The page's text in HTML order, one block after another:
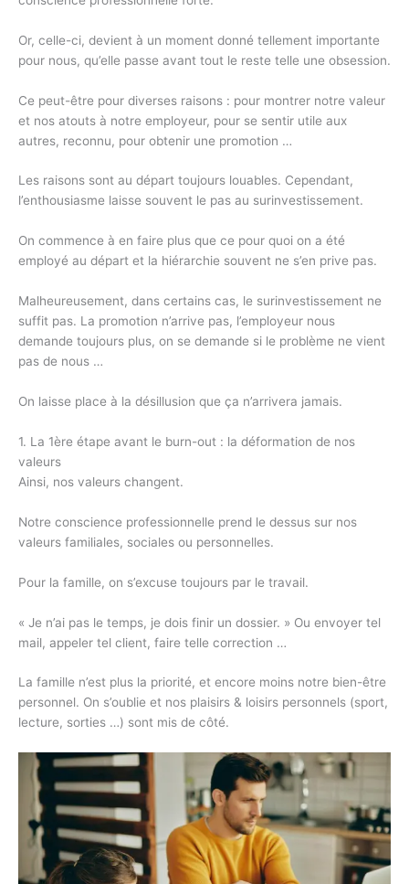
Or, celle-ci, devient à un moment donné tellement importante
pour nous, qu’elle passe avant tout le reste telle une obsession.
Ce peut-être pour diverses raisons : pour montrer notre valeur
et nos atouts à notre employeur, pour se sentir utile aux
autres, reconnu, pour obtenir une promotion …
Les raisons sont au départ toujours louables. Cependant,
l’enthousiasme laisse souvent le pas au surinvestissement.
On commence à en faire plus que ce pour quoi on a été
employé au départ et la hiérarchie souvent ne s’en prive pas.
Malheureusement, dans certains cas, le surinvestissement ne
suffit pas. La promotion n’arrive pas, l’employeur nous
demande toujours plus, on se demande si le problème ne vient
pas de nous …
On laisse place à la désillusion que ça n’arrivera jamais.
1. La 1ère étape avant le burn-out : la déformation de nos
valeurs
Ainsi, nos valeurs changent.
Notre conscience professionnelle prend le dessus sur nos
valeurs familiales, sociales ou personnelles.
Pour la famille, on s’excuse toujours par le travail.
« Je n’ai pas le temps, je dois finir un dossier. » Ou envoyer tel
mail, appeler tel client, faire telle correction …
La famille n’est plus la priorité, et encore moins notre bien-être
personnel. On s’oublie et nos plaisirs & loisirs personnels (sport,
lecture, sorties …) sont mis de côté.